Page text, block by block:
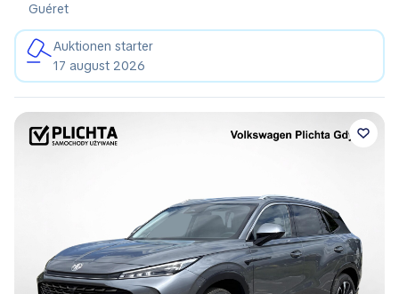
Guéret
Auktionen starter
17 august 2026